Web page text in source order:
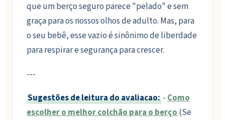
que um berço seguro parece "pelado" e sem
graça para os nossos olhos de adulto. Mas, para
o seu bebê, esse vazio é sinônimo de liberdade
para respirar e segurança para crescer.
---
Sugestões de leitura do avaliacao: -Como
escolher o melhor colchão para o berço(Se